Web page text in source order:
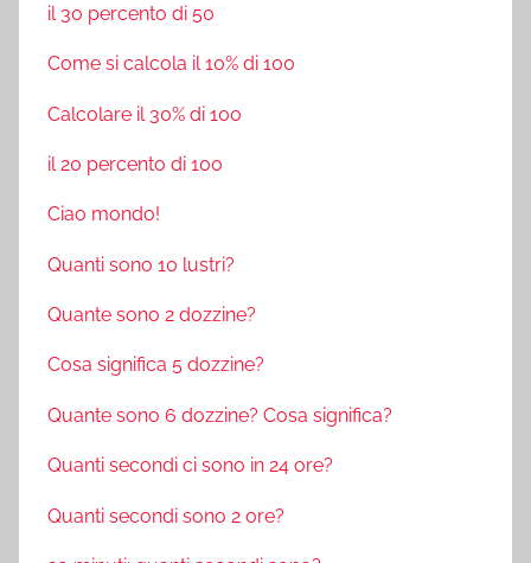
il 30 percento di 50
Come si calcola il 10% di 100
Calcolare il 30% di 100
il 20 percento di 100
Ciao mondo!
Quanti sono 10 lustri?
Quante sono 2 dozzine?
Cosa significa 5 dozzine?
Quante sono 6 dozzine? Cosa significa?
Quanti secondi ci sono in 24 ore?
Quanti secondi sono 2 ore?